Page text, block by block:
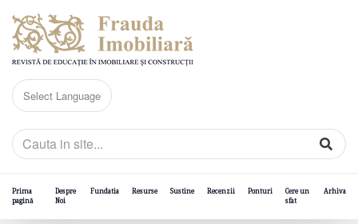
Prima
pagină
Despre
Noi
Fundatia Resurse Sustine Recenzii Ponturi
Cere un
sfat
Arhiva